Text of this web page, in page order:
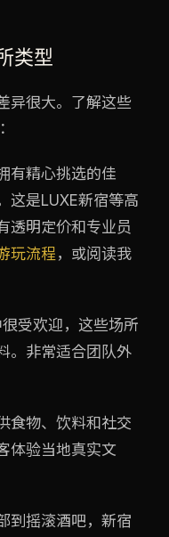
类型
异很大。了解这些
有精心挑选的佳
这是LUXE新宿等高
明定价和专业员
玩流程 ，或阅读我
受欢迎，这些场所
。非常适合团队外
食物、饮料和社交
体验当地真实文
到摇滚酒吧，新宿